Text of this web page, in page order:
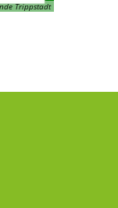
Trippstadt